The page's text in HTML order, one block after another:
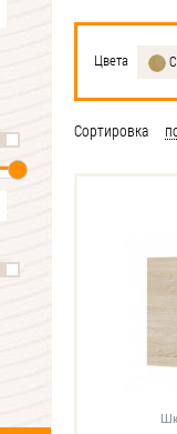
Цвета
Сортировка